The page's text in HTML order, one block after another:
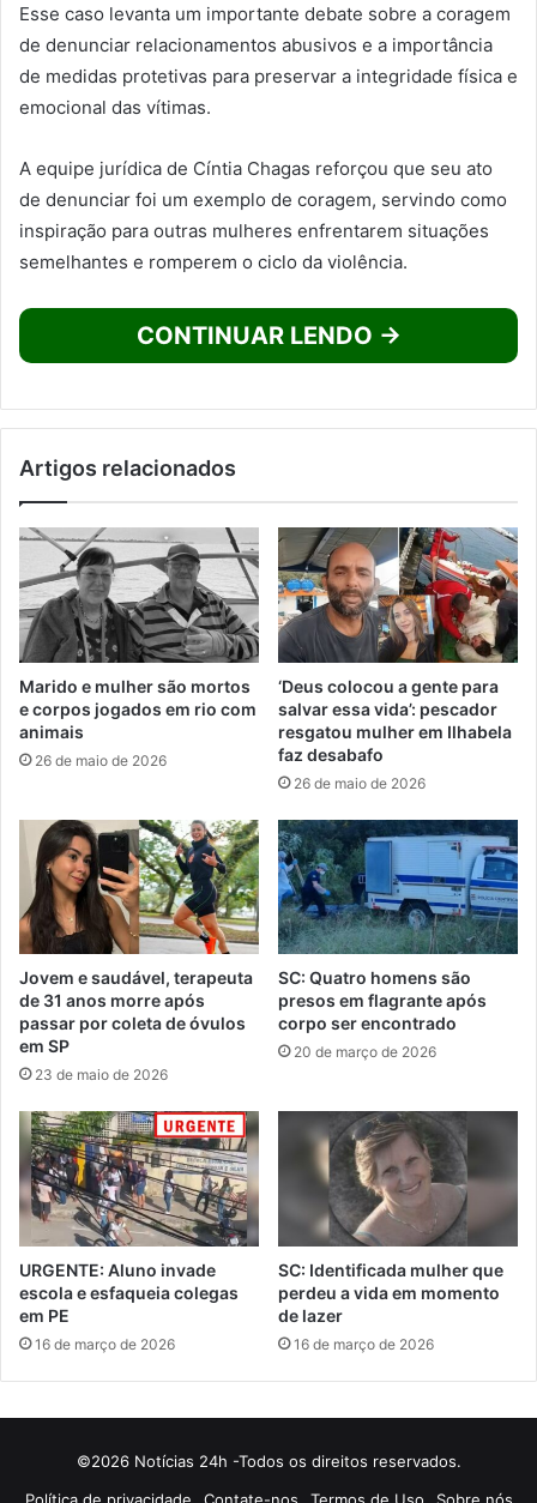
Esse caso levanta um importante debate sobre a coragem
de denunciar relacionamentos abusivos e a importância
de medidas protetivas para preservar a integridade física e
emocional das vítimas.
A equipe jurídica de Cíntia Chagas reforçou que seu ato
de denunciar foi um exemplo de coragem, servindo como
inspiração para outras mulheres enfrentarem situações
semelhantes e romperem o ciclo da violência.
CONTINUAR LENDO →
Artigos relacionados
Marido e mulher são mortos
e corpos jogados em rio com
animais
26 de maio de 2026
‘Deus colocou a gente para
salvar essa vida’: pescador
resgatou mulher em Ilhabela
faz desabafo
26 de maio de 2026
Jovem e saudável, terapeuta
de 31 anos morre após
passar por coleta de óvulos
em SP
23 de maio de 2026
SC: Quatro homens são
presos em flagrante após
corpo ser encontrado
20 de março de 2026
URGENTE: Aluno invade
escola e esfaqueia colegas
em PE
16 de março de 2026
SC: Identificada mulher que
perdeu a vida em momento
de lazer
16 de março de 2026
©2026 Notícias 24h -Todos os direitos reservados.